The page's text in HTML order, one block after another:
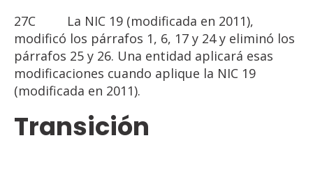
27C La NIC 19 (modificada en 2011),
modificó los párrafos 1, 6, 17 y 24 y eliminó los
párrafos 25 y 26. Una entidad aplicará esas
modificaciones cuando aplique la NIC 19
(modificada en 2011).
Transición